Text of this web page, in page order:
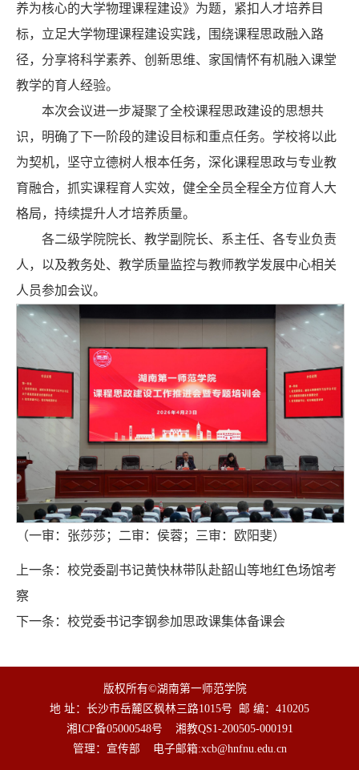
养为核心的大学物理课程建设》为题，紧扣人才培养目
标，立足大学物理课程建设实践，围绕课程思政融入路
径，分享将科学素养、创新思维、家国情怀有机融入课堂
教学的育人经验。
本次会议进一步凝聚了全校课程思政建设的思想共
识，明确了下一阶段的建设目标和重点任务。学校将以此
为契机，坚守立德树人根本任务，深化课程思政与专业教
育融合，抓实课程育人实效，健全全员全程全方位育人大
格局，持续提升人才培养质量。
各二级学院院长、教学副院长、系主任、各专业负责
人，以及教务处、教学质量监控与教师教学发展中心相关
人员参加会议。
（一审：张莎莎；二审：侯蓉；三审：欧阳斐）
上一条： 校党委副书记黄快林带队赴韶山等地红色场馆考
察
下一条： 校党委书记李钢参加思政课集体备课会
版权所有©湖南第一师范学院
地 址：长沙市岳麓区枫林三路1015号 邮 编：410205
湘ICP备05000548号 湘教QS1-200505-000191
管理：宣传部
电子邮箱:xcb@hnfnu.edu.cn